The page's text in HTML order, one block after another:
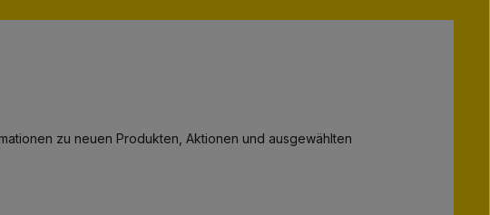
zu neuen Produkten, Aktionen und ausgewählten